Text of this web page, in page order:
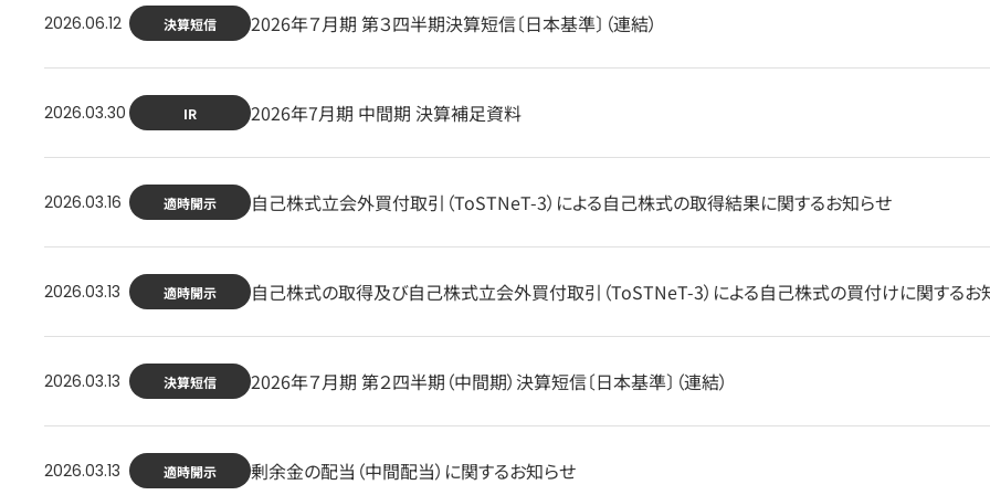
2026.06.12 決算短信 2026年７月期 第３四半期決算短信〔日本基準〕（連結）
2026.03.30 IR 2026年7月期 中間期 決算補足資料
2026.03.16 適時開示 自己株式立会外買付取引（ToSTNeT-3）による自己株式の取得結果に関するお知らせ
2026.03.13 適時開示 自己株式の取得及び自己株式立会外買付取引（ToSTNeT-3）による自己株式の買付けに関するお
2026.03.13 決算短信 2026年７月期 第２四半期（中間期）決算短信〔日本基準〕（連結）
2026.03.13 適時開示 剰余金の配当（中間配当）に関するお知らせ